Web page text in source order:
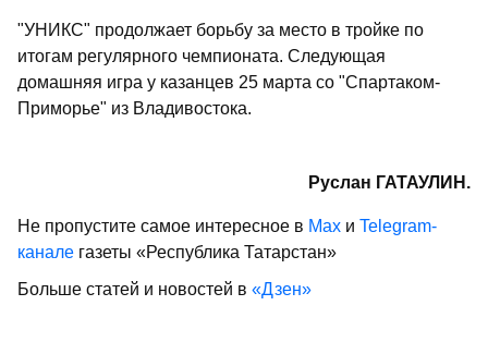
"УНИКС" продолжает борьбу за место в тройке по
итогам регулярного чемпионата. Следующая
домашняя игра у казанцев 25 марта со "Спартаком-
Приморье" из Владивостока.
Руслан ГАТАУЛИН.
Не пропустите самое интересное в Max и Telegram-
канале газеты «Республика Татарстан»
Больше статей и новостей в «Дзен»